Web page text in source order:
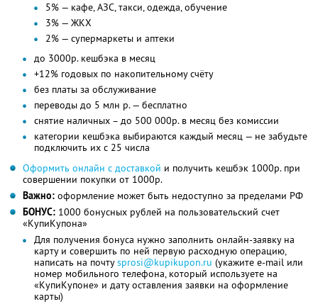
5% — кафе, АЗС, такси, одежда, обучение
3% — ЖКХ
2% — супермаркеты и аптеки
до 3000р. кешбэка в месяц
+12% годовых по накопительному счёту
без платы за обслуживание
переводы до 5 млн р. — бесплатно
снятие наличных – до 500 000р. в месяц без комиссии
категории кешбэка выбираются каждый месяц — не забудьте
подключить их с 25 числа
Оформить онлайн с доставкой и получить кешбэк 1000р. при
совершении покупки от 1000р.
Важно: оформление может быть недоступно за пределами РФ
БОНУС: 1000 бонусных рублей на пользовательский счет
«КупиКупона»
Для получения бонуса нужно заполнить онлайн-заявку на
карту и совершить по ней первую расходную операцию,
написать на почтуsprosi@kupikupon.ru (укажите e-mail или
номер мобильного телефона, который используете на
«КупиКупоне» и дату оставления заявки на оформление
карты)